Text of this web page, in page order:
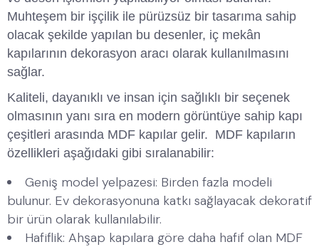
Muhteşem bir işçilik ile pürüzsüz bir tasarıma sahip
olacak şekilde yapılan bu desenler, iç mekân
kapılarının dekorasyon aracı olarak kullanılmasını
sağlar.
Kaliteli, dayanıklı ve insan için sağlıklı bir seçenek
olmasının yanı sıra en modern görüntüye sahip kapı
çeşitleri arasında MDF kapılar gelir. MDF kapıların
özellikleri aşağıdaki gibi sıralanabilir:
Geniş model yelpazesi: Birden fazla modeli
bulunur. Ev dekorasyonuna katkı sağlayacak dekoratif
bir ürün olarak kullanılabilir.
Hafiflik: Ahşap kapılara göre daha hafif olan MDF